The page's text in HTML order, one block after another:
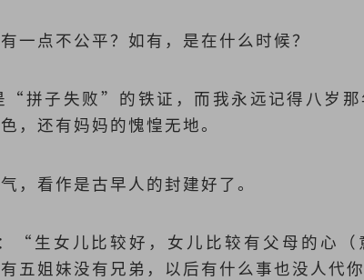
一点不公平？如有，是在什么时候？
“拼子失败”的铁证，而我永远记得八岁那
还有妈妈的愧惶无地。
，看作是古早人的封建好了。
“生女儿比较好，女儿比较有父母的心（
姐妹没有兄弟，以后有什么事也没人代